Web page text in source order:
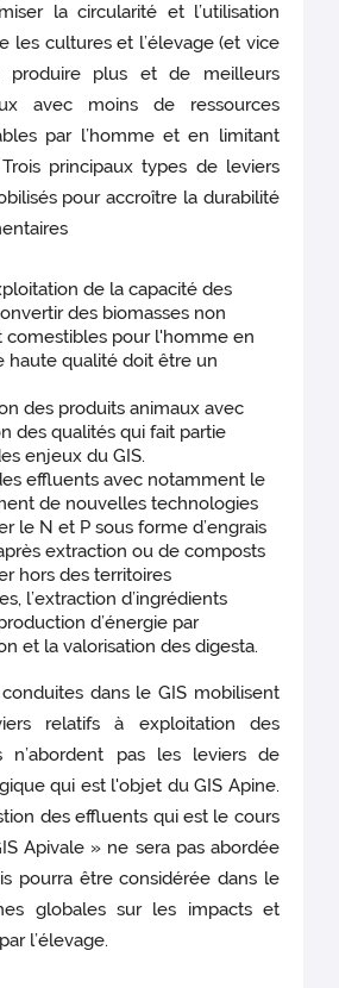
la circularité et l’utilisation
les cultures et l’élevage (et vice
produire plus et de meilleurs
avec moins de ressources
par l’homme et en limitant
principaux types de leviers
pour accroître la durabilité
de la capacité des
des biomasses non
comestibles pour l'homme en
haute qualité doit être un
des produits animaux avec
des qualités qui fait partie
enjeux du GIS.
effluents avec notamment le
de nouvelles technologies
le N et P sous forme d’engrais
extraction ou de composts
hors des territoires
l’extraction d’ingrédients
d’énergie par
et la valorisation des digesta.
dans le GIS mobilisent
relatifs à exploitation des
n’abordent pas les leviers de
qui est l'objet du GIS Apine.
des effluents qui est le cours
Apivale » ne sera pas abordée
pourra être considérée dans le
globales sur les impacts et
l’élevage.